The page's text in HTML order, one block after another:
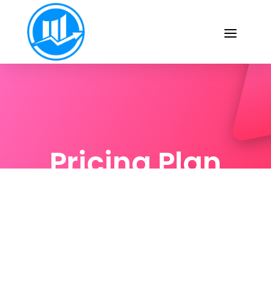
Pricing Plan